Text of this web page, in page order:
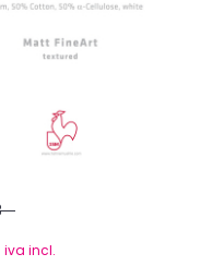
iva incl.